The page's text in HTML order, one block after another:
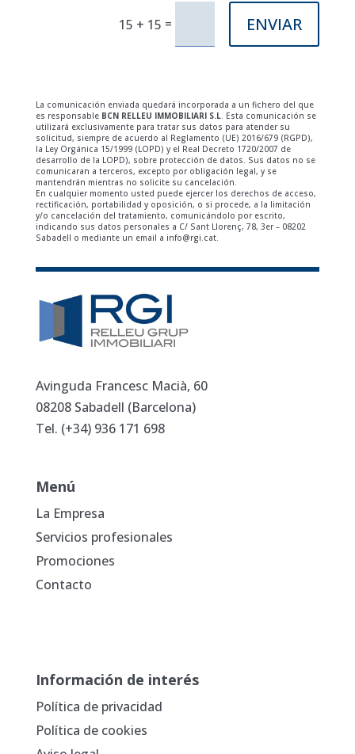
15 + 15 = ENVIAR
La comunicación enviada quedará incorporada a un fichero del que
es responsable BCN RELLEU IMMOBILIARI S.L. Esta comunicación se
utilizará exclusivamente para tratar sus datos para atender su
solicitud, siempre de acuerdo al Reglamento (UE) 2016/679 (RGPD),
la Ley Orgánica 15/1999 (LOPD) y el Real Decreto 1720/2007 de
desarrollo de la LOPD), sobre protección de datos. Sus datos no se
comunicaran a terceros, excepto por obligación legal, y se
mantendrán mientras no solicite su cancelación.
En cualquier momento usted puede ejercer los derechos de acceso,
rectificación, portabilidad y oposición, o si procede, a la limitación
y/o cancelación del tratamiento, comunicándolo por escrito,
indicando sus datos personales a C/ Sant Llorenç, 78, 3er – 08202
Sabadell o mediante un email a info@rgi.cat.
Avinguda Francesc Macià, 60
08208 Sabadell (Barcelona)
Tel. (+34) 936 171 698
Menú
La Empresa
Servicios profesionales
Promociones
Contacto
Información de interés
Política de privacidad
Política de cookies